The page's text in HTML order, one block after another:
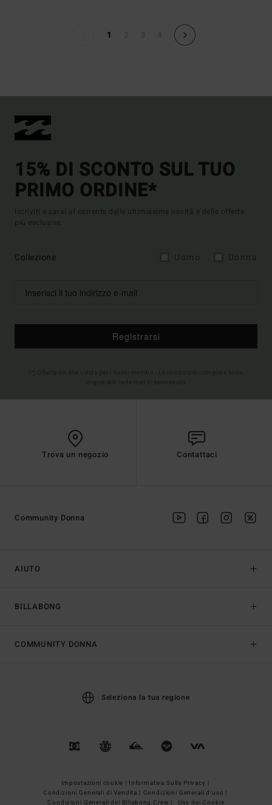
1
15% DI SCONTO SUL TUO
PRIMO ORDINE*
Iscriviti e sarai al corrente delle ultimissime novità e delle offerte
più esclusive.
Collezione
Registrarsi
Trova un negozio Contattaci
AIUTO
BILLABONG
Community Donna
COMMUNITY DONNA
Seleziona la tua regione
Impostazioni cookie | Informativa Sulla Privacy |
Condizioni Generali di Vendita | Condizioni Generali d’uso |
Condizioni Generali del Billabong Crew |
Uso dei Cookie